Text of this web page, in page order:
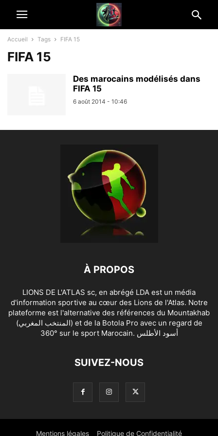
Accueil Tags FIFA 15
FIFA 15
Des marocains modélisés dans
FIFA 15
6 août 2014 - 10:46
À PROPOS
LIONS DE L'ATLAS sc, en abrégé LDA est un média
d'information sportive au cœur des Lions de l'Atlas. Notre
plateforme est l'alternative des références du Mountakhab
(المنتخب المغربي) et de la Botola Pro avec un regard de
360° sur le sport Marocain. أسود الأطلس
SUIVEZ-NOUS
Mentions légales Politique de Confidentialité